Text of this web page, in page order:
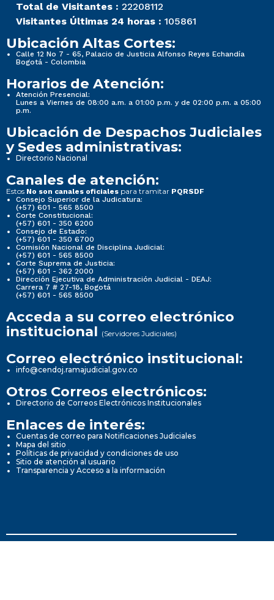
Total de Visitantes : 22208112
Visitantes Últimas 24 horas : 105861
Ubicación Altas Cortes:
Calle 12 No 7 - 65, Palacio de Justicia Alfonso Reyes Echandía
Bogotá - Colombia
Horarios de Atención:
Atención Presencial:
Lunes a Viernes de 08:00 a.m. a 01:00 p.m. y de 02:00 p.m. a 05:00
p.m.
Ubicación de Despachos Judiciales
y Sedes administrativas:
Directorio Nacional
Canales de atención:
Estos No son canales oficiales para tramitar PQRSDF
Consejo Superior de la Judicatura:
(+57) 601 - 565 8500
Corte Constitucional:
(+57) 601 - 350 6200
Consejo de Estado:
(+57) 601 - 350 6700
Comisión Nacional de Disciplina Judicial:
(+57) 601 - 565 8500
Corte Suprema de Justicia:
(+57) 601 - 362 2000
Dirección Ejecutiva de Administración Judicial - DEAJ:
Carrera 7 # 27-18, Bogotá
(+57) 601 - 565 8500
Acceda a su correo electrónico
institucional (Servidores Judiciales)
Correo electrónico institucional:
info@cendoj.ramajudicial.gov.co
Otros Correos electrónicos:
Directorio de Correos Electrónicos Institucionales
Enlaces de interés:
Cuentas de correo para Notificaciones Judiciales
Mapa del sitio
Políticas de privacidad y condiciones de uso
Sitio de atención al usuario
Transparencia y Acceso a la información